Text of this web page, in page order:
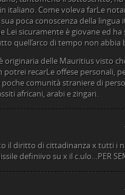
italiano. Come voleva farLe
poca conoscenza della
Lei sicuramente è giovane ed
quell’arco di tempo non abbia
originaria delle Mauritius visto
potrei recarLe offese personali,
comunità straniere di
africani, arabi e zingari.
il diritto di cittadinanza x tutti i
definiivo su x il c.ulo…PER